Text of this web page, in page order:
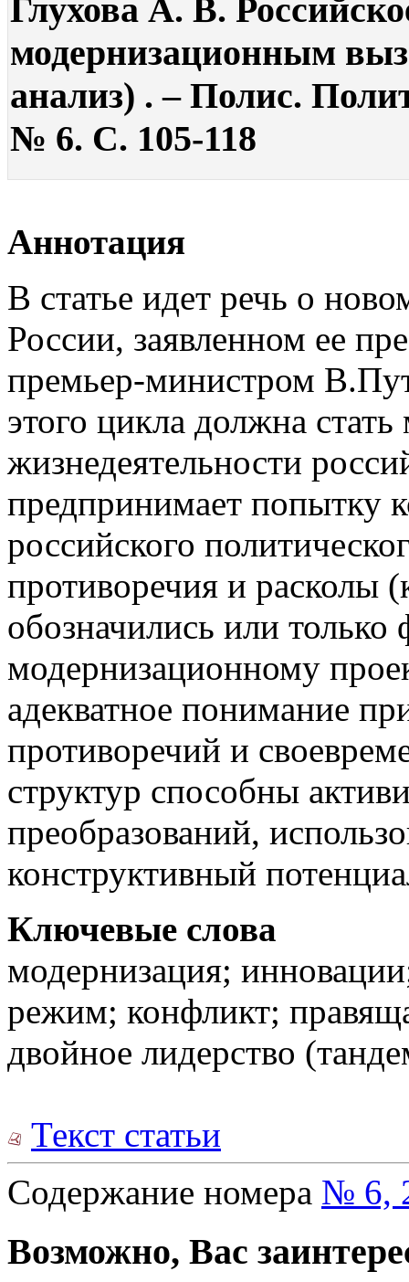
Глухова А. В.
модернизационным
анализ) . – Полис.
№ 6. С. 105-118
Аннотация
В статье идет речь о
России, заявленном ее
премьер-министром
этого цикла должна
жизнедеятельности
предпринимает попытку
российского
противоречия и расколы
обозначились или только
модернизационному
адекватное понимание
противоречий и
структур способны
преобразований,
конструктивный
Ключевые слова
модернизация;
режим; конфликт;
двойное лидерство
Текст статьи
Содержание номера № 6,
Возможно, Вас